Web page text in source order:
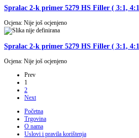
Spralac 2-k primer 5279 HS Filler ( 3:1,
Ocjena: Nije još ocjenjeno
Spralac 2-k primer 5279 HS Filler ( 3:1,
Ocjena: Nije još ocjenjeno
Prev
1
2
Next
Početna
Trgovina
O nama
Uslovi i pravila korištenja